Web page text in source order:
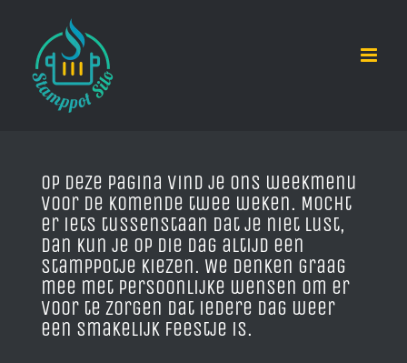
inhoud
Op deze pagina vind je ons weekmenu
voor de komende twee weken. Mocht
er iets tussenstaan dat je niet lust,
dan kun je op die dag altijd een
stamppotje kiezen. We denken graag
mee met persoonlijke wensen om er
voor te zorgen dat iedere dag weer
een smakelijk feestje is.